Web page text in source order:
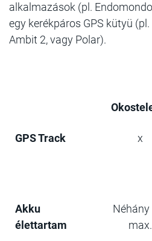
alkalmazások (pl.
egy kerékpáros GPS kütyü
Ambit 2, vagy Polar).
GPS Track
x
Akku
élettartam
Néhány
max.